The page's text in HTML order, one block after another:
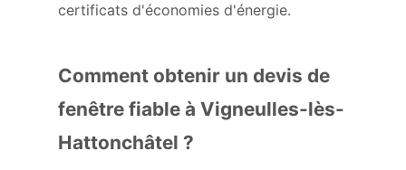
certificats d'économies d'énergie.
Comment obtenir un devis de
fenêtre fiable à Vigneulles-lès-
Hattonchâtel ?